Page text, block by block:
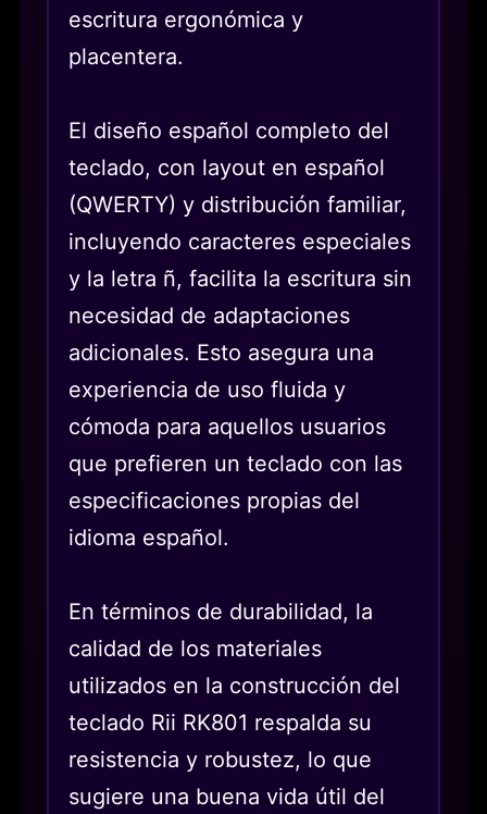
escritura ergonómica y
placentera.
El diseño español completo del
teclado, con layout en español
(QWERTY) y distribución familiar,
incluyendo caracteres especiales
y la letra ñ, facilita la escritura sin
necesidad de adaptaciones
adicionales. Esto asegura una
experiencia de uso fluida y
cómoda para aquellos usuarios
que prefieren un teclado con las
especificaciones propias del
idioma español.
En términos de durabilidad, la
calidad de los materiales
utilizados en la construcción del
teclado Rii RK801 respalda su
resistencia y robustez, lo que
sugiere una buena vida útil del